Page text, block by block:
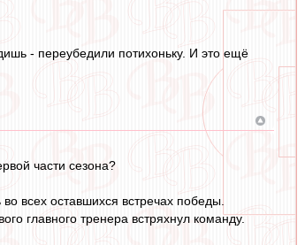
- переубедили потихоньку. И это ещё
части сезона?
всех оставшихся встречах победы.
главного тренера встряхнул команду.